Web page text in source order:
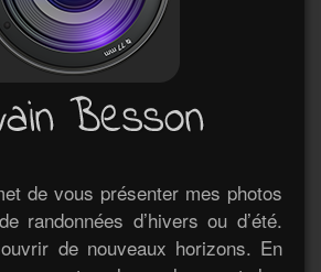
de vous présenter mes photos
randonnées d’hivers ou d’été.
de nouveaux horizons. En